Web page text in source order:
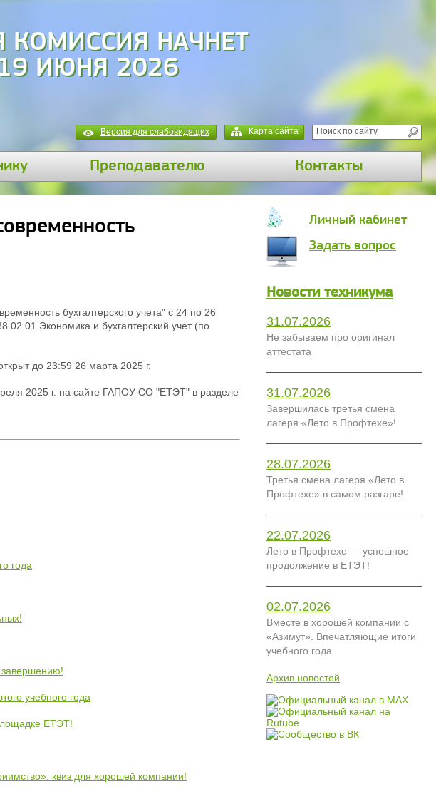
КОМИССИЯ НАЧНЕТ
ИЮНЯ 2026
Карта сайта
Версия для слабовидящих
Преподавателю Контакты
бухгалтерского учета" с 24 по 26
Экономика и бухгалтерский учет (по
до 23:59 26 марта 2025 г.
2025 г. на сайте ГАПОУ СО "ЕТЭТ" в разделе
года
завершению!
учебного года
ЕТЭТ!
квиз для хорошей компании!
Личный кабинет
Задать вопрос
Новости техникума
31.07.2026
Не забываем про оригинал
аттестата
31.07.2026
Завершилась третья смена
лагеря «Лето в Профтехе»!
28.07.2026
Третья смена лагеря «Лето в
Профтехе» в самом разгаре!
22.07.2026
Лето в Профтехе — успешное
продолжение в ЕТЭТ!
02.07.2026
Вместе в хорошей компании с
«Азимут». Впечатляющие итоги
учебного года
Архив новостей